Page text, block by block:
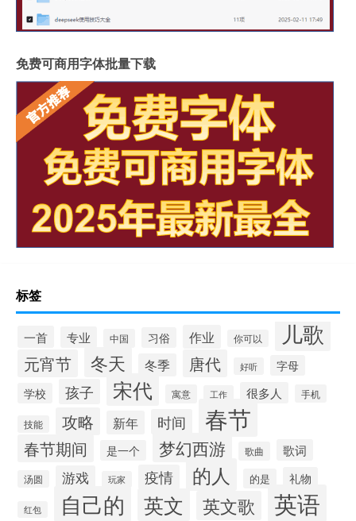
免费可商用字体批量下载
标签
一首 专业 中国 习俗 作业 你可以 儿歌
元宵节 冬天 冬季 唐代 好听
字母
学校
孩子 宋代 寓意 工作 很多人 手机
技能 攻略 新年 时间 春节
春节期间 是一个 梦幻西游 歌曲 歌词
汤圆 游戏 玩家 疫情 的人 的是 礼物
红包 自己的 英文 英文歌 英语